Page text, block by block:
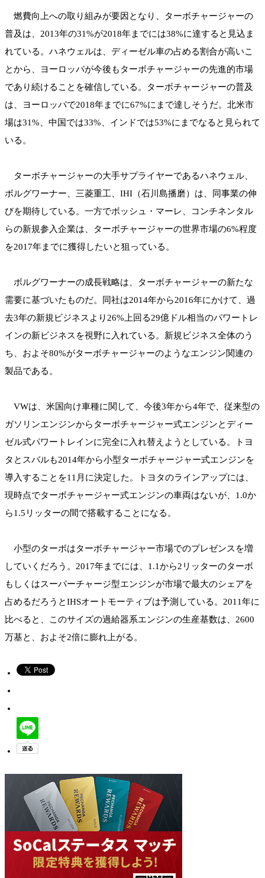
燃費向上への取り組みが要因となり、ターボチャージャーの
普及は、2013年の31%が2018年までには38%に達すると見込ま
れている。ハネウェルは、ディーゼル車の占める割合が高いこ
とから、ヨーロッパが今後もターボチャージャーの先進的市場
であり続けることを確信している。ターボチャージャーの普及
は、ヨーロッパで2018年までに67%にまで達しそうだ。北米市
場は31%、中国では33%、インドでは53%にまでなると見られて
いる。
ターボチャージャーの大手サプライヤーであるハネウェル、
ボルグワーナー、三菱重工、IHI（石川島播磨）は、同事業の伸
びを期待している。一方でボッシュ・マーレ、コンチネンタル
らの新規参入企業は、ターボチャージャーの世界市場の6%程度
を2017年までに獲得したいと狙っている。
ボルグワーナーの成長戦略は、ターボチャージャーの新たな
需要に基づいたものだ。同社は2014年から2016年にかけて、過
去3年の新規ビジネスより26%上回る29億ドル相当のパワートレ
インの新ビジネスを視野に入れている。新規ビジネス全体のう
ち、およそ80%がターボチャージャーのようなエンジン関連の
製品である。
VWは、米国向け車種に関して、今後3年から4年で、従来型の
ガソリンエンジンからターボチャージャー式エンジンとディー
ゼル式パワートレインに完全に入れ替えようとしている。トヨ
タとスバルも2014年から小型ターボチャージャー式エンジンを
導入することを11月に決定した。トヨタのラインアップには、
現時点でターボチャージャー式エンジンの車両はないが、1.0か
ら1.5リッターの間で搭載することになる。
小型のターボはターボチャージャー市場でのプレゼンスを増
していくだろう。2017年までには、1.1から2リッターのターボ
もしくはスーパーチャージ型エンジンが市場で最大のシェアを
占めるだろうとIHSオートモーティブは予測している。2011年に
比べると、このサイズの過給器系エンジンの生産基数は、2600
万基と、およそ2倍に膨れ上がる。